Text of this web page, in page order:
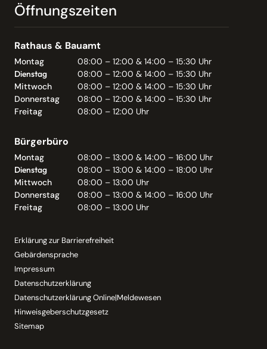
Öffnungszeiten
Rathaus & Bauamt
Montag
08:00 – 12:00 & 14:00 – 15:30 Uhr
Dienstag
08:00 – 12:00 & 14:00 – 15:30 Uhr
Mittwoch
08:00 – 12:00 & 14:00 – 15:30 Uhr
Donnerstag
08:00 – 12:00 & 14:00 – 15:30 Uhr
Freitag
08:00 – 12:00 Uhr
Bürgerbüro
Montag
08:00 – 13:00 & 14:00 – 16:00 Uhr
Dienstag
08:00 – 13:00 & 14:00 – 18:00 Uhr
Mittwoch
08:00 – 13:00 Uhr
Donnerstag
08:00 – 13:00 & 14:00 – 16:00 Uhr
Freitag
08:00 – 13:00 Uhr
Erklärung zur Barrierefreiheit
Gebärdensprache
Impressum
Datenschutzerklärung
Datenschutzerklärung Online|Meldewesen
Hinweisgeberschutzgesetz
Sitemap